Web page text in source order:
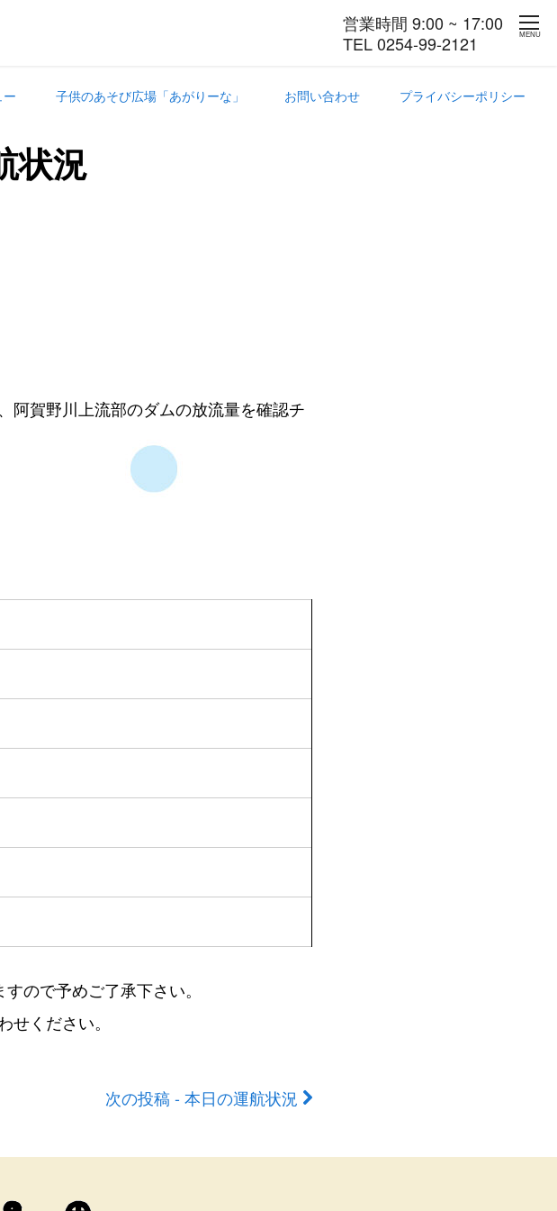
営業時間 9:00 ~ 17:00
TEL 0254-99-2121
MENU
子供のあそび広場「あがりーな」 お問い合わせ プライバシーポリシー
状況
阿賀野川上流部のダムの放流量を確認チ
ので予めご了承下さい。
ください。
次の投稿 - 本日の運航状況